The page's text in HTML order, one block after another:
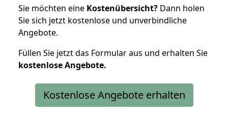
Sie möchten eine Kostenübersicht? Dann holen
Sie sich jetzt kostenlose und unverbindliche
Angebote.
Füllen Sie jetzt das Formular aus und erhalten Sie
kostenloseAngebote.
Kostenlose Angebote erhalten